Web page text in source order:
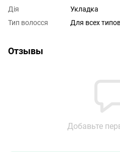
Дія
Укладка
Тип волосся
Для всех
Отзывы
Добавьте